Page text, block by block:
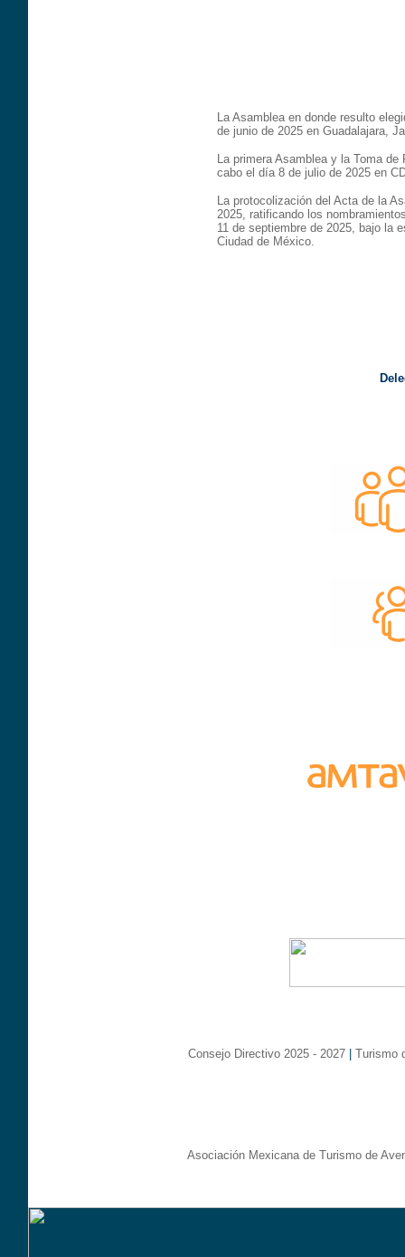
La Asamblea en donde resulto
de junio de 2025 en Guadalajara,
La primera Asamblea y la Toma
cabo el día 8 de julio de 2025 en
La protocolización del Acta de la
2025, ratificando los
11 de septiembre de 2025, bajo la
Ciudad de México.
Consejo Directivo 2025 - 2027 Turismo
Asociación Mexicana de Turismo de